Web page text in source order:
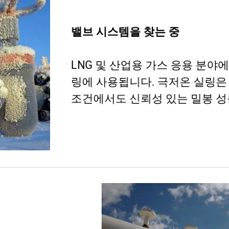
밸브 시스템을 찾는 중
LNG 및 산업용 가스 응용 분야
링에 사용됩니다. 극저온 실링
조건에서도 신뢰성 있는 밀봉